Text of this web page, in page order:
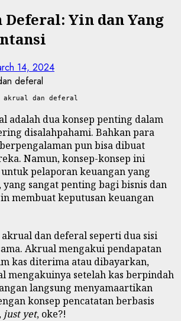
Yin dan Yang
14, 2024
dan deferal
adalah dua konsep penting dalam
disalahpahami. Bahkan para
pun bisa dibuat
Namun, konsep-konsep ini
pelaporan keuangan yang
sangat penting bagi bisnis dan
membuat keputusan keuangan
dan deferal seperti dua sisi
Akrual mengakui pendapatan
kas diterima atau dibayarkan,
mengakuinya setelah kas berpindah
langsung menyamaartikan
konsep pencatatan berbasis
just yet, oke?!